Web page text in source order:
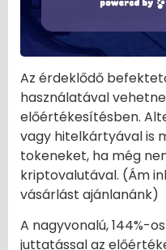
Az érdeklődő
használatával
előértékesítésben.
vagy hitelkártyával is
tokeneket, ha még
kriptovalutával. (Ám
vásárlást ajánlanánk)
A nagyvonalú, 144%-
juttatással az